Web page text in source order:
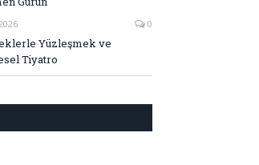
0
Yüzleşmek ve
Tiyatro